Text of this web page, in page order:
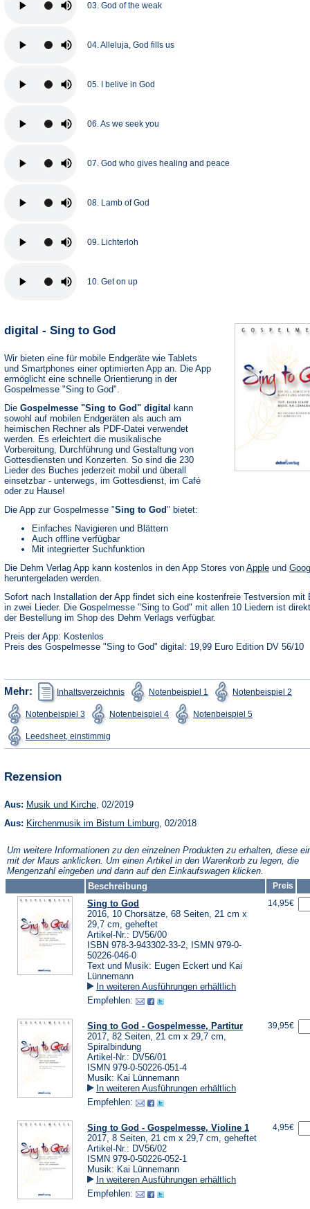
03. God of the weak
04. Alleluja, God fills us
05. I belive in God
06. As we seek you
07. God who gives healing and peace
08. Lamb of God
09. Lichterloh
10. Get on up
digital - Sing to God
Wir bieten eine für mobile Endgeräte wie Tablets
und Smartphones einer optimierten App an. Die App
ermöglicht eine schnelle Orientierung in der
Gospelmesse "Sing to God".
Die Gospelmesse "Sing to God" digital kann
sowohl auf mobilen Endgeräten als auch am
heimischen Rechner als PDF-Datei verwendet
werden. Es erleichtert die musikalische
Vorbereitung, Durchführung und Gestaltung von
Gottesdiensten und Konzerten. So sind die 230
Lieder des Buches jederzeit mobil und überall
einsetzbar - unterwegs, im Gottesdienst, im Café
oder zu Hause!
Die App zur Gospelmesse "Sing to God" bietet:
Einfaches Navigieren und Blättern
Auch offline verfügbar
Mit integrierter Suchfunktion
Die Dehm Verlag App kann kostenlos in den App Stores von Apple(Öffnet
neuen
Tab)
und
heruntergeladen werden.
Sofort nach Installation der App findet sich eine kostenfreie Testversion mit
in zwei Lieder. Die Gospelmesse "Sing to God" mit allen 10 Liedern ist
der Bestellung im Shop des Dehm Verlags verfügbar.
Preis der App: Kostenlos
Preis des Gospelmesse "Sing to God" digital: 19,99 Euro Edition DV 56/10
Mehr: Inhaltsverzeichnis
(Öffnet
in
einem
neuen
Notenbeispiel 1
(Öffnet
in
einem
neuen
Notenbeispiel 2in
Notenbeispiel 3
(Öffnet
in
einem
neuen
Tab)
Notenbeispiel 4
(Öffnet
in
einem
Tab)
Notenbeispiel 5in
Tab)
Leedsheet, einstimmig
einem
Rezension
Aus: Musik und Kirche(Öffnet
einem
, 02/2019
Aus: Kirchenmusik im Bistum Limburg(Öffnet
neuen
Tab)
, 02/2018
Um weitere Informationen zu den einzelnen Produkten zu erhalten, diese
mit der Maus anklicken. Um einen Artikel in den Warenkorb zu legen, die
Mengenzahl eingeben und dann auf den Einkaufswagen klicken.
Beschreibung
Preis
Sing to God
2016, 10 Chorsätze, 68 Seiten, 21 cm x
29,7 cm, geheftet
Artikel-Nr.: DV56/00
ISBN 978-3-943302-33-2, ISMN 979-0-
50226-046-0
Text und Musik: Eugen Eckert und Kai
Lünnemann
In weiteren Ausführungen erhältlich
Empfehlen:
14,95€
Sing to God - Gospelmesse, Partitur
2017, 82 Seiten, 21 cm x 29,7 cm,
Spiralbindung
Artikel-Nr.: DV56/01
ISMN 979-0-50226-051-4
Musik: Kai Lünnemann
In weiteren Ausführungen erhältlich
Empfehlen:
39,95€
Sing to God - Gospelmesse, Violine 1
2017, 8 Seiten, 21 cm x 29,7 cm, geheftet
Artikel-Nr.: DV56/02
ISMN 979-0-50226-052-1
Musik: Kai Lünnemann
In weiteren Ausführungen erhältlich
Empfehlen:
4,95€